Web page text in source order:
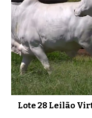
Lote 28 Leilão